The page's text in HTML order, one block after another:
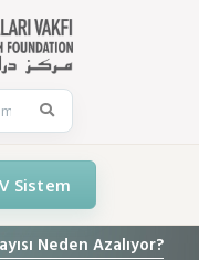
Sistem
Neden Azalıyor?